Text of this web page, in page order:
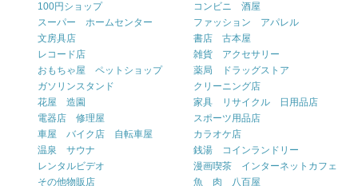
100円ショップ
コンビニ 酒屋
スーパー ホームセンター
ファッション アパレル
文房具店
書店 古本屋
レコード店
雑貨 アクセサリー
おもちゃ屋 ペットショップ
薬局 ドラッグストア
ガソリンスタンド
クリーニング店
花屋 造園
家具 リサイクル 日用品店
電器店 修理屋
スポーツ用品店
車屋 バイク店 自転車屋
カラオケ店
温泉 サウナ
銭湯 コインランドリー
レンタルビデオ
漫画喫茶 インターネットカフェ
その他物販店
魚 肉 八百屋